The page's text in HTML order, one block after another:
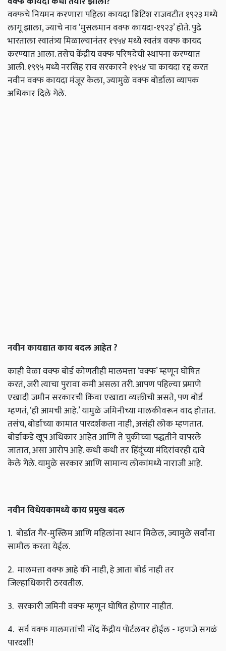
वक्फचेनियमनकरणारापहिलाकायदाब्रिटिशराजवटीत१९२३मध्ये
लागूझाला,ज्याचेनाव‘मुसलमानवक्फकायदा-१९२३’होते.पुढे
भारतालास्वातंत्र्यमिळाल्यानंतर१९५४मध्येस्वतंत्रवक्फकायद
करण्यातआला.तसेचकेंद्रीयवक्फपरिषदेचीस्थापनाकरण्यात
आली.१९९५मध्येनरसिंहरावसरकारने१९५४चाकायदारद्दकरत
नवीनवक्फकायदामंजूरकेला,ज्यामुळेवक्फबोर्डालाव्यापक
अधिकारदिलेगेले.
नवीनकायद्यातकायबदलआहेत?
काहीवेळावक्फबोर्डकोणतीहीमालमत्ता‘वक्फ’म्हणूनघोषित
करतं,जरीत्याचापुरावाकमीअसलातरी.आपणपहिल्याप्रमाणे
एखादीजमीनसरकारचीकिंवाएखाद्याव्यक्तीचीअसते,पणबोर्ड
म्हणतं, ‘हीआमचीआहे.’यामुळेजमिनीच्यामालकीवरूनवादहोतात.
तसंच,बोर्डाच्याकामातपारदर्शकतानाही,असंहीलोकम्हणतात.
बोर्डाकडेखूपअधिकारआहेतआणितेचुकीच्यापद्धतीनेवापरले
जातात,असाआरोपआहे.कधीकधीतरहिंदूंच्यामंदिरांवरहीदावे
केलेगेले.यामुळेसरकारआणिसामान्यलोकांमध्येनाराजीआहे.
नवीनविधेयकामध्येकायप्रमुखबदल
1. बोर्डातगैर-मुस्लिमआणिमहिलांनास्थानमिळेल,ज्यामुळेसर्वांना
सामीलकरतायेईल.
2. मालमत्तावक्फआहेकीनाही,हेआताबोर्डनाहीतर
जिल्हाधिकारीठरवतील.
3. सरकारीजमिनीवक्फम्हणूनघोषितहोणारनाहीत.
4. सर्ववक्फमालमत्तांचीनोंदकेंद्रीयपोर्टलवरहोईल-म्हणजेसगळं
पारदर्शी!